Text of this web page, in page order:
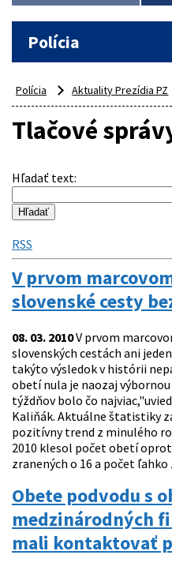
Polícia
Polícia Aktuality Prezídia PZ
Tlačové
Hľadať text:
RSS
V prvom
slovenské cesty
08. 03. 2010V prvom
slovenských cestách ani
takýto výsledok v histórii
obetí nula je naozaj
týždňov bolo čo
Kaliňák. Aktuálne štatistiky
pozitívny trend z minulého
2010 klesol počet obetí
zranených o 16 a počet ľahko
Obete podvodu s
medzinárodných
mali kontaktovať